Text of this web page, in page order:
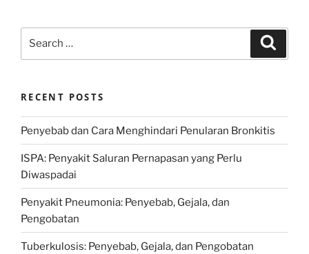
RECENT POSTS
Penyebab dan Cara Menghindari Penularan Bronkitis
ISPA: Penyakit Saluran Pernapasan yang Perlu
Diwaspadai
Penyakit Pneumonia: Penyebab, Gejala, dan
Pengobatan
Tuberkulosis: Penyebab, Gejala, dan Pengobatan